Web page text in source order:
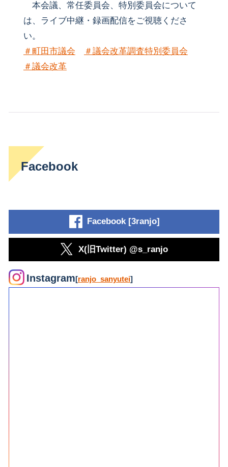
本会議、常任委員会、特別委員会について
は、ライブ中継・録画配信をご視聴くださ
い。
＃町田市議会
＃議会改革調査特別委員会
＃議会改革
Facebook
Facebook [3ranjo]
X(旧Twitter) @s_ranjo
Instagram[ranjo_sanyutei]